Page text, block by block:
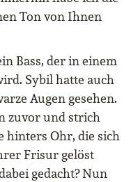
Ton von Ihnen
Bass, der in einem
Sybil hatte auch
Augen gesehen.
zuvor und strich
hinters Ohr, die sich
Frisur gelöst
gedacht? Nun